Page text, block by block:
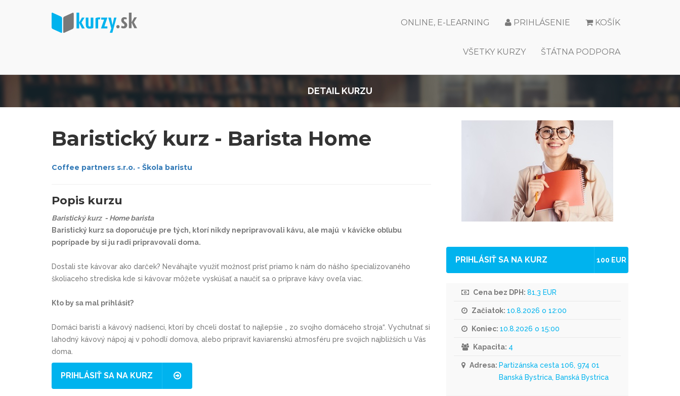
KOŠÍK
PRIHLÁSENIE
ONLINE, E-LEARNING
ŠTÁTNA PODPORA
VŠETKY KURZY
DETAIL KURZU
Baristický kurz - Barista Home
Coffee partners s.r.o. - Škola baristu
Popis kurzu
Baristický kurz - Home barista
Baristický kurz sa doporučuje pre tých, ktorí nikdy nepripravovali kávu, ale majú v kávičke obľubu
poprípade by si ju radi pripravovali doma.
Dostali ste kávovar ako darček? Neváhajte využiť možnosť prísť priamo k nám do nášho špecializovaného
školiaceho strediska kde si kávovar môžete vyskúšať a naučiť sa o príprave kávy oveľa viac.
Kto by sa mal prihlásiť?
Domáci baristi a kávový nadšenci, ktorí by chceli dostať to najlepšie „ zo svojho domáceho stroja“. Vychutnať si
lahodný kávový nápoj aj v pohodlí domova, alebo pripraviť kaviarenskú atmosféru pre svojich najbližších u Vás
doma.
PRIHLÁSIŤ SA NA KURZ
PRIHLÁSIŤ SA NA KURZ 100 EUR
Cena bez DPH: 81,3 EUR
Začiatok: 10.8.2026 o 12:00
Koniec: 10.8.2026 o 15:00
Kapacita: 4
Adresa: Partizánska cesta 106, 974 01
Banská Bystrica, Banská Bystrica